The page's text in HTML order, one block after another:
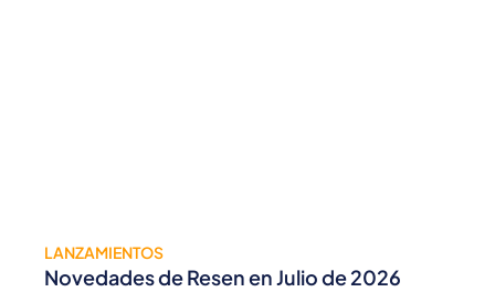
LANZAMIENTOS
Novedades de Resen en Julio de 2026